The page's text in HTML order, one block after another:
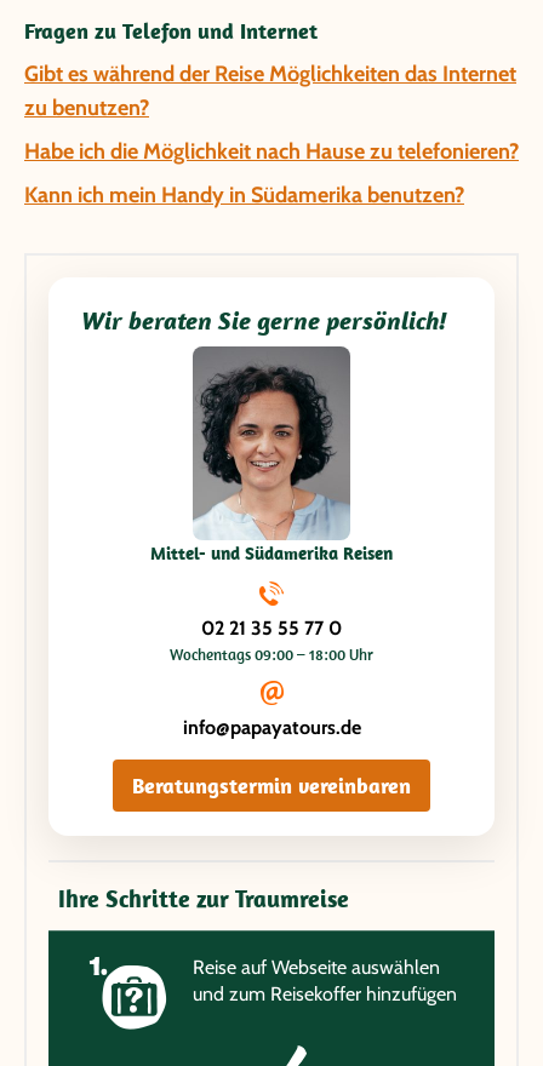
Fragen zu Telefon und Internet
Gibt es während der Reise Möglichkeiten das Internet
zu benutzen?
Habe ich die Möglichkeit nach Hause zu telefonieren?
Kann ich mein Handy in Südamerika benutzen?
Wir beraten Sie gerne persönlich!
Mittel- und Südamerika Reisen
02 21 35 55 77 0
Wochentags 09:00 – 18:00 Uhr
info@papayatours.de
Beratungstermin vereinbaren
Ihre Schritte zur Traumreise
Reise auf Webseite auswählen
und zum Reisekoffer hinzufügen